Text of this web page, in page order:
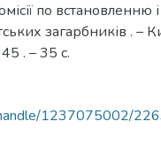
по встановленню
загарбників . –
. – 35 с.
1237075002/